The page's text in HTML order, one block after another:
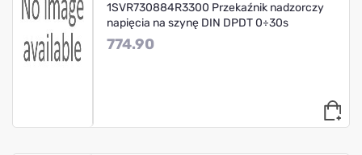
1SVR730884R3300 Przekaźnik nadzorczy
napięcia na szynę DIN DPDT 0÷30s
774.90